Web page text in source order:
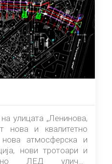
улицата „Ленинова,
нова и квалитетно
атмосферска и
нови тротоари и
ЛЕД улично